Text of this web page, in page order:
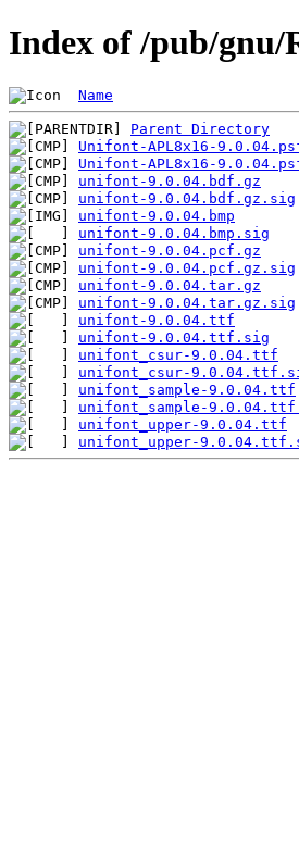
Index of /pub/
Name
Parent Directory
Unifont-APL8x16-
Unifont-APL8x16-
unifont-9.0.04.bdf.gz
unifont-9.0.04.bdf.gz.sig
unifont-9.0.04.bmp
unifont-9.0.04.bmp.sig
unifont-9.0.04.pcf.gz
unifont-9.0.04.pcf.gz.sig
unifont-9.0.04.tar.gz
unifont-9.0.04.tar.gz.sig
unifont-9.0.04.ttf
unifont-9.0.04.ttf.sig
unifont_csur-9.0.04.ttf
unifont_csur-
unifont_sample-9.0.04.ttf
unifont_sample-
unifont_upper-9.0.04.ttf
unifont_upper-